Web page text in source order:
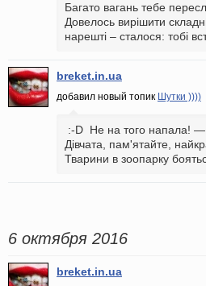
Багато вагань тебе
Довелось вирішити
нарешті – сталося: тобі
breket.in.ua
добавил новый топик Шутки ))))
:-D Не на того напала! —
Дівчата, пам'ятайте,
Тварини в зоопарку
6 октября 2016
breket.in.ua